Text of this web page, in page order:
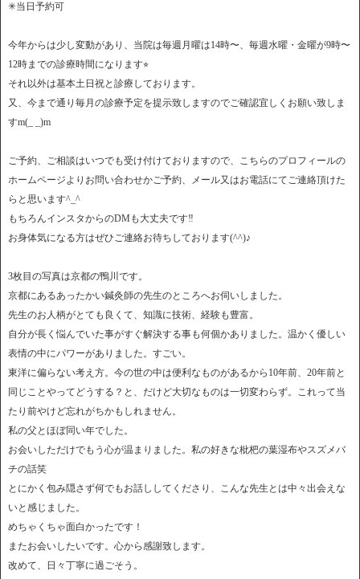
✳︎当日予約可
今年からは少し変動があり、当院は毎週月曜は14時〜、毎週水曜・金曜が9時〜
12時までの診療時間になります⭐︎
それ以外は基本土日祝と診療しております。
又、今まで通り毎月の診療予定を提示致しますのでご確認宜しくお願い致しま
すm(_ _)m
ご予約、ご相談はいつでも受け付けておりますので、こちらのプロフィールの
ホームページよりお問い合わせかご予約、メール又はお電話にてご連絡頂けた
らと思います^_^
もちろんインスタからのDMも大丈夫です‼︎
お身体気になる方はぜひご連絡お待ちしております(^^)♪
3枚目の写真は京都の鴨川です。
京都にあるあったかい鍼灸師の先生のところへお伺いしました。
先生のお人柄がとても良くて、知識に技術、経験も豊富。
自分が長く悩んでいた事がすぐ解決する事も何個かありました。温かく優しい
表情の中にパワーがありました。すごい。
東洋に偏らない考え方。今の世の中は便利なものがあるから10年前、20年前と
同じことやってどうする？と、だけど大切なものは一切変わらず。これって当
たり前やけど忘れがちかもしれません。
私の父とほぼ同い年でした。
お会いしただけでもう心が温まりました。私の好きな枇杷の葉湿布やスズメバ
チの話笑
とにかく包み隠さず何でもお話ししてくださり、こんな先生とは中々出会えな
いと感じました。
めちゃくちゃ面白かったです！
またお会いしたいです。心から感謝致します。
改めて、日々丁寧に過ごそう。